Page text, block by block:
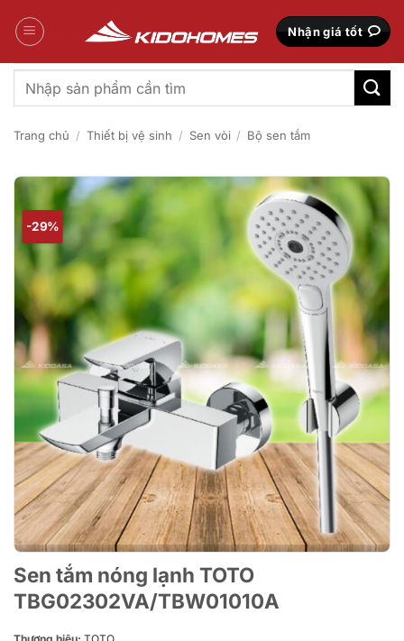
qua
Nhận giá tốt
Tìm
kiếm:
Trang chủ / Thiết bị vệ sinh / Sen vòi / Bộ sen tắm
-29%
Sen tắm nóng lạnh TOTO
TBG02302VA/TBW01010A